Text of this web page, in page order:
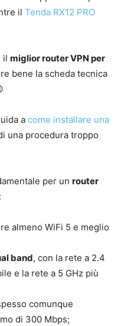
il Tenda RX12 PRO
il miglior router VPN per
bene la scheda tecnica
a come installare una
una procedura troppo
per un router
almeno WiFi 5 e meglio
band, con la rete a 2.4
e la rete a 5 GHz più
comunque
di 300 Mbps;